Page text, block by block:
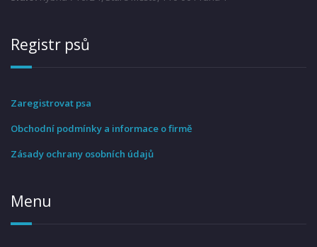
Registr psů
Zaregistrovat psa
Obchodní podmínky a informace o firmě
Zásady ochrany osobních údajů
Menu